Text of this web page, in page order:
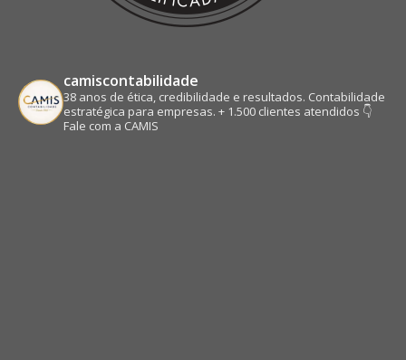
camiscontabilidade
38 anos de ética, credibilidade e resultados. Contabilidade
estratégica para empresas. + 1.500 clientes atendidos 👇
Fale com a CAMIS